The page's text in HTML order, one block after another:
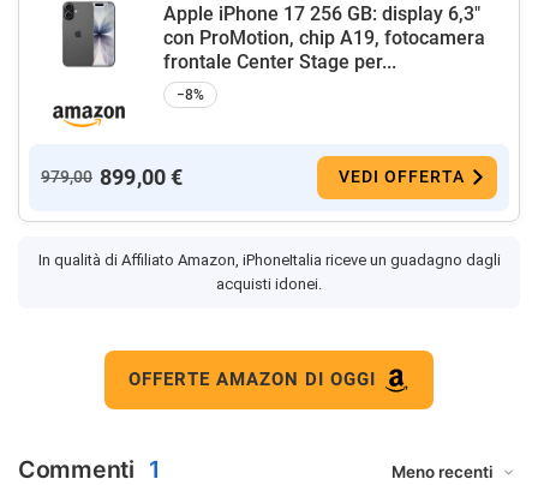
Apple iPhone 17 256 GB: display 6,3"
con ProMotion, chip A19, fotocamera
frontale Center Stage per...
−8%
979,00 899,00 € VEDI OFFERTA
In qualità di Affiliato Amazon, iPhoneItalia riceve un guadagno dagli
acquisti idonei.
OFFERTE AMAZON DI OGGI
Commenti 1